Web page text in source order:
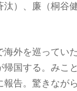
汰）、廉（桐谷
海外を巡ってい
帰国する。みこ
報告。驚きなが